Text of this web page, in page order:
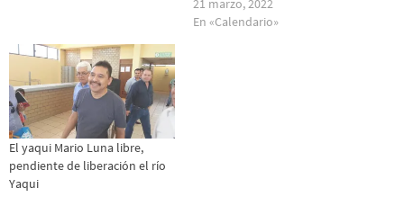
21 marzo, 2022
En «Calendario»
El yaqui Mario Luna libre,
pendiente de liberación el río
Yaqui